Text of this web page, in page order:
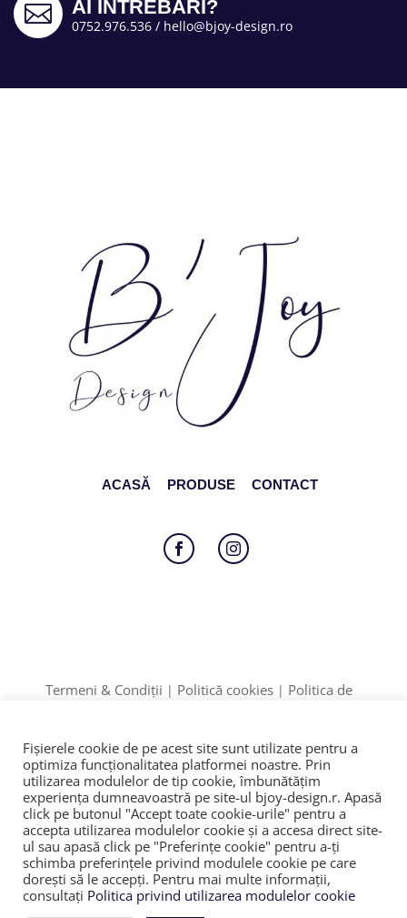
 AI ÎNTREBĂRI?
0752.976.536 / hello@bjoy-design.ro
ACASĂ PRODUSE CONTACT
Termeni & Condiții | Politică cookies | Politica de
© 2023| ANPC|SOL
Fișierele cookie de pe acest site sunt utilizate pentru a
optimiza funcţionalitatea platformei noastre. Prin
utilizarea modulelor de tip cookie, îmbunătăţim
experienţa dumneavoastră pe site-ul bjoy-design.r. Apasă
click pe butonul "Accept toate cookie-urile" pentru a
accepta utilizarea modulelor cookie şi a accesa direct site-
ul sau apasă click pe "Preferințe cookie" pentru a-ţi
schimba preferinţele privind modulele cookie pe care
doreşti să le accepţi. Pentru mai multe informaţii,
consultaţi Politica privind utilizarea modulelor cookie